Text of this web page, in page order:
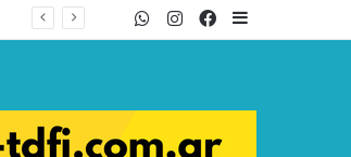
Facebook
Twitter
Instagram
WhatsApp